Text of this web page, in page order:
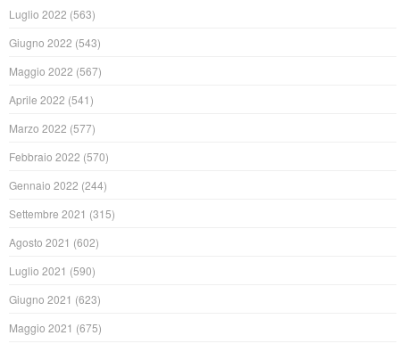
Luglio 2022 (563)
Giugno 2022 (543)
Maggio 2022 (567)
Aprile 2022 (541)
Marzo 2022 (577)
Febbraio 2022 (570)
Gennaio 2022 (244)
Settembre 2021 (315)
Agosto 2021 (602)
Luglio 2021 (590)
Giugno 2021 (623)
Maggio 2021 (675)